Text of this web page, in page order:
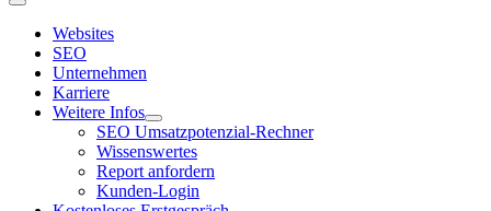
Toggle
NavigationWebsites
SEO
Unternehmen
Karriere
Weitere Infos
SEO Umsatzpotenzial-Rechner
Wissenswertes
Report anfordern
Kunden-Login